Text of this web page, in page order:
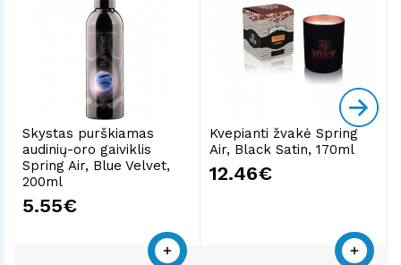
Skystas purškiamas
audinių-oro gaiviklis
Spring Air, Blue Velvet,
200ml
5.55€
Kvepianti žvakė Spring
Air, Black Satin, 170ml
12.46€